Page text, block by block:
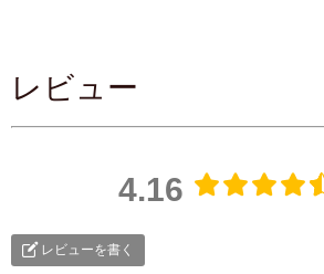
レビュー
4.16
レビューを書く